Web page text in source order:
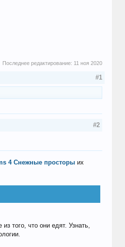
Последнее редактирование: 11 ноя 2020
#1
#2
4 Снежные просторыих
того, что они едят. Узнать,